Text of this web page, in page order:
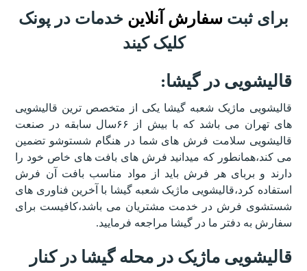
برای ثبت سفارش آنلاین خدمات در پونک
کلیک کیند
قالیشویی در گیشا:
قالیشویی ماژیک شعبه گیشا یکی از متخصص ترین قالیشویی
های تهران می باشد که با بیش از ۶۶سال سابقه در صنعت
قالیشویی سلامت فرش های شما در هنگام شستوشو تضمین
می کند،همانطور که میدانید فرش های بافت های خاص خود را
دارند و بربای هر فرش باید از مواد مناسب بافت آن فرش
استفاده کرد،قالیشویی ماژیک شعبه گیشا با آخرین فناوری های
شستشوی فرش در خدمت مشتریان می باشد،کافیست برای
سفارش به دفتر ما در گیشا مراجعه فرمایید.
قالیشویی ماژیک در محله گیشا در کنار